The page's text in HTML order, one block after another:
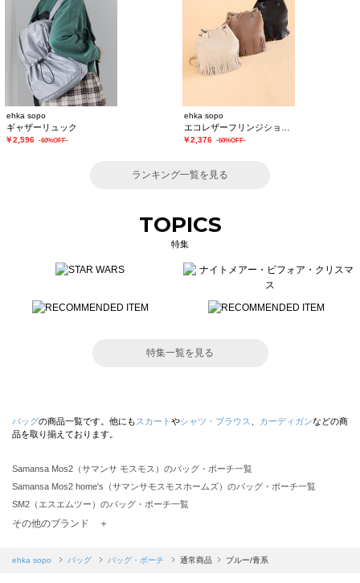
ehka sopo
ギャザーリュック
￥2,596 -60%OFF-
ehka sopo
￥2,376 -60%OFF-
ランキング一覧を見る
TOPICS
特集
特集一覧を見る
バッグの商品一覧です。他にも スカート やシャツ・ブラウス カーディガンなどの商
品を取り揃えております。
Samansa Mos2（サマンサ モスモス）のバッグ・ポーチ一覧
Samansa Mos2 home's（サマンサモスモスホームズ）のバッグ・ポーチ一覧
SM2（エスエムツー）のバッグ・ポーチ一覧
Samansa Mos2 blue（サマンサモスモス ブルー）のバッグ・ポーチ一覧
その他のブランド ＋
ehka sopo バッグ バッグ・ポーチ 通常商品 ブルー/青系